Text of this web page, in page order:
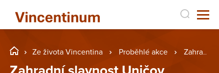
Ze života Vincentina Proběhlé akce Zahradní slavnost Uničov